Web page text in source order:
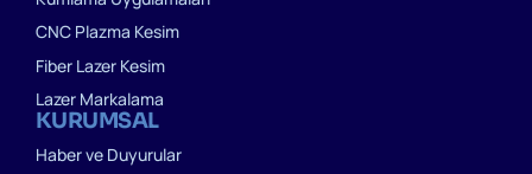
KURUMSAL
Haber ve Duyurular
CNC Plazma Kesim
Fiber Lazer Kesim
Lazer Markalama